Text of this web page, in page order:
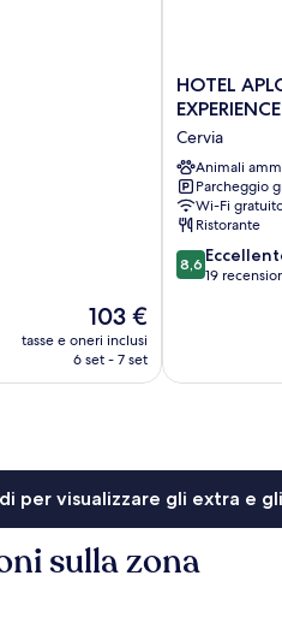
Il
prezzo
attuale
103 €
tasse e oneri inclusi
6 set - 7 set
HOTEL
APLO
BREAKFAST
EXPERIENCE
Cervia
HOTEL
EXPERIENCE
Cervia
Animali
Parcheggio
Wi-Fi
Ristorante
8.6
su
8,6
19
per visualizzare gli extra e
sulla zona